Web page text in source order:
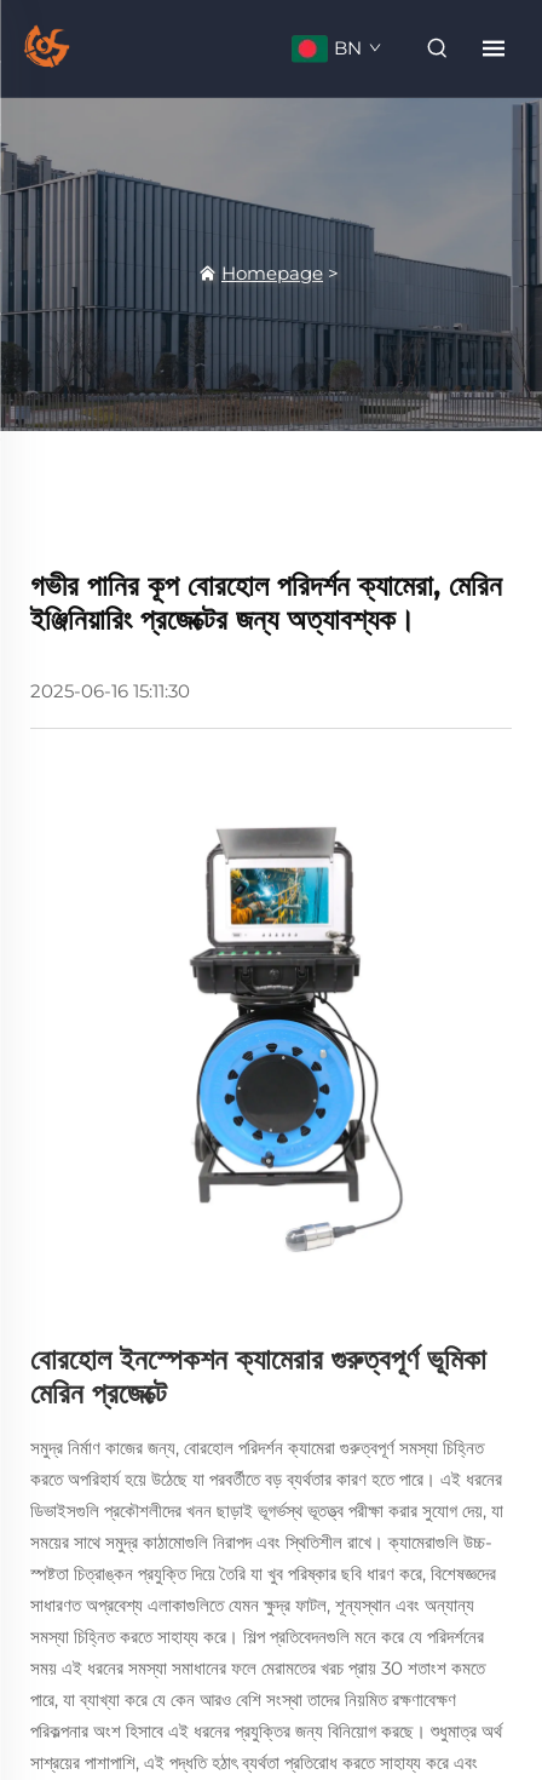
BN
Homepage >
গভীর পানির কূপ বোরহোল পরিদর্শন ক্যামেরা, মেরিন
ইঞ্জিনিয়ারিং প্রজেক্টের জন্য অত্যাবশ্যক।
2025-06-16 15:11:30
বোরহোল ইনস্পেকশন ক্যামেরার গুরুত্বপূর্ণ ভূমিকা
মেরিন প্রজেক্টে
সমুদ্র নির্মাণ কাজের জন্য, বোরহোল পরিদর্শন ক্যামেরা গুরুত্বপূর্ণ সমস্যা চিহ্নিত
করতে অপরিহার্য হয়ে উঠেছে যা পরবর্তীতে বড় ব্যর্থতার কারণ হতে পারে। এই ধরনের
ডিভাইসগুলি প্রকৌশলীদের খনন ছাড়াই ভূগর্ভস্থ ভূতত্ত্ব পরীক্ষা করার সুযোগ দেয়, যা
সময়ের সাথে সমুদ্র কাঠামোগুলি নিরাপদ এবং স্থিতিশীল রাখে। ক্যামেরাগুলি উচ্চ-
স্পষ্টতা চিত্রাঙ্কন প্রযুক্তি দিয়ে তৈরি যা খুব পরিষ্কার ছবি ধারণ করে, বিশেষজ্ঞদের
সাধারণত অপ্রবেশ্য এলাকাগুলিতে যেমন ক্ষুদ্র ফাটল, শূন্যস্থান এবং অন্যান্য
সমস্যা চিহ্নিত করতে সাহায্য করে। শিল্প প্রতিবেদনগুলি মনে করে যে পরিদর্শনের
সময় এই ধরনের সমস্যা সমাধানের ফলে মেরামতের খরচ প্রায় 30 শতাংশ কমতে
পারে, যা ব্যাখ্যা করে যে কেন আরও বেশি সংস্থা তাদের নিয়মিত রক্ষণাবেক্ষণ
পরিকল্পনার অংশ হিসাবে এই ধরনের প্রযুক্তির জন্য বিনিয়োগ করছে। শুধুমাত্র অর্থ
সাশ্রয়ের পাশাপাশি, এই পদ্ধতি হঠাৎ ব্যর্থতা প্রতিরোধ করতে সাহায্য করে এবং